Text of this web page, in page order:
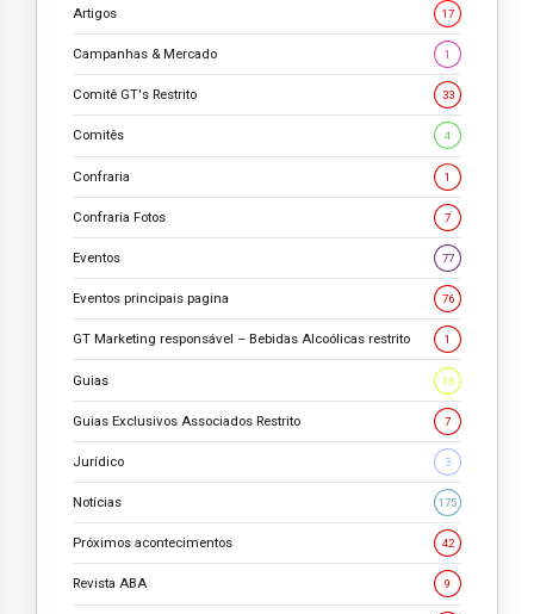
Artigos 17
Campanhas & Mercado 1
Comitê GT's Restrito 33
Comitês 4
Confraria 1
Confraria Fotos 7
Eventos 77
Eventos principais pagina 76
GT Marketing responsável – Bebidas Alcoólicas restrito 1
Guias 16
Guias Exclusivos Associados Restrito 7
Jurídico 3
Notícias 175
Próximos acontecimentos 42
Revista ABA 9